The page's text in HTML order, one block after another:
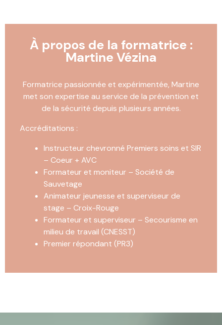
À propos de la formatrice :
Martine Vézina
Formatrice passionnée et expérimentée, Martine
met son expertise au service de la prévention et
de la sécurité depuis plusieurs années.
Accréditations :
Instructeur chevronné Premiers soins et SIR
– Coeur + AVC
Formateur et moniteur – Société de
Sauvetage
Animateur jeunesse et superviseur de
stage – Croix-Rouge
Formateur et superviseur – Secourisme en
milieu de travail (CNESST)
Premier répondant (PR3)